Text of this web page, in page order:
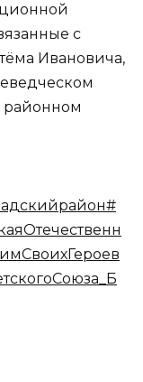
с
Ивановича,
районном
#